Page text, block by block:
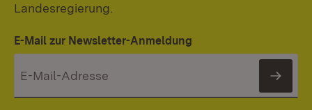
Landesregierung.
E-Mail zur Newsletter-Anmeldung